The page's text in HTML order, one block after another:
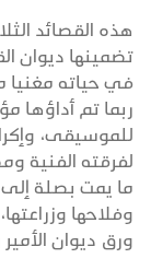
هذه القصائد
تضمينها ديوان
في حياته مغنيا
ربما تم أداؤها
للموسيقى،
لفرقته الفنية
ما يمت بصلة إلى
وفلاحها
ورق ديوان